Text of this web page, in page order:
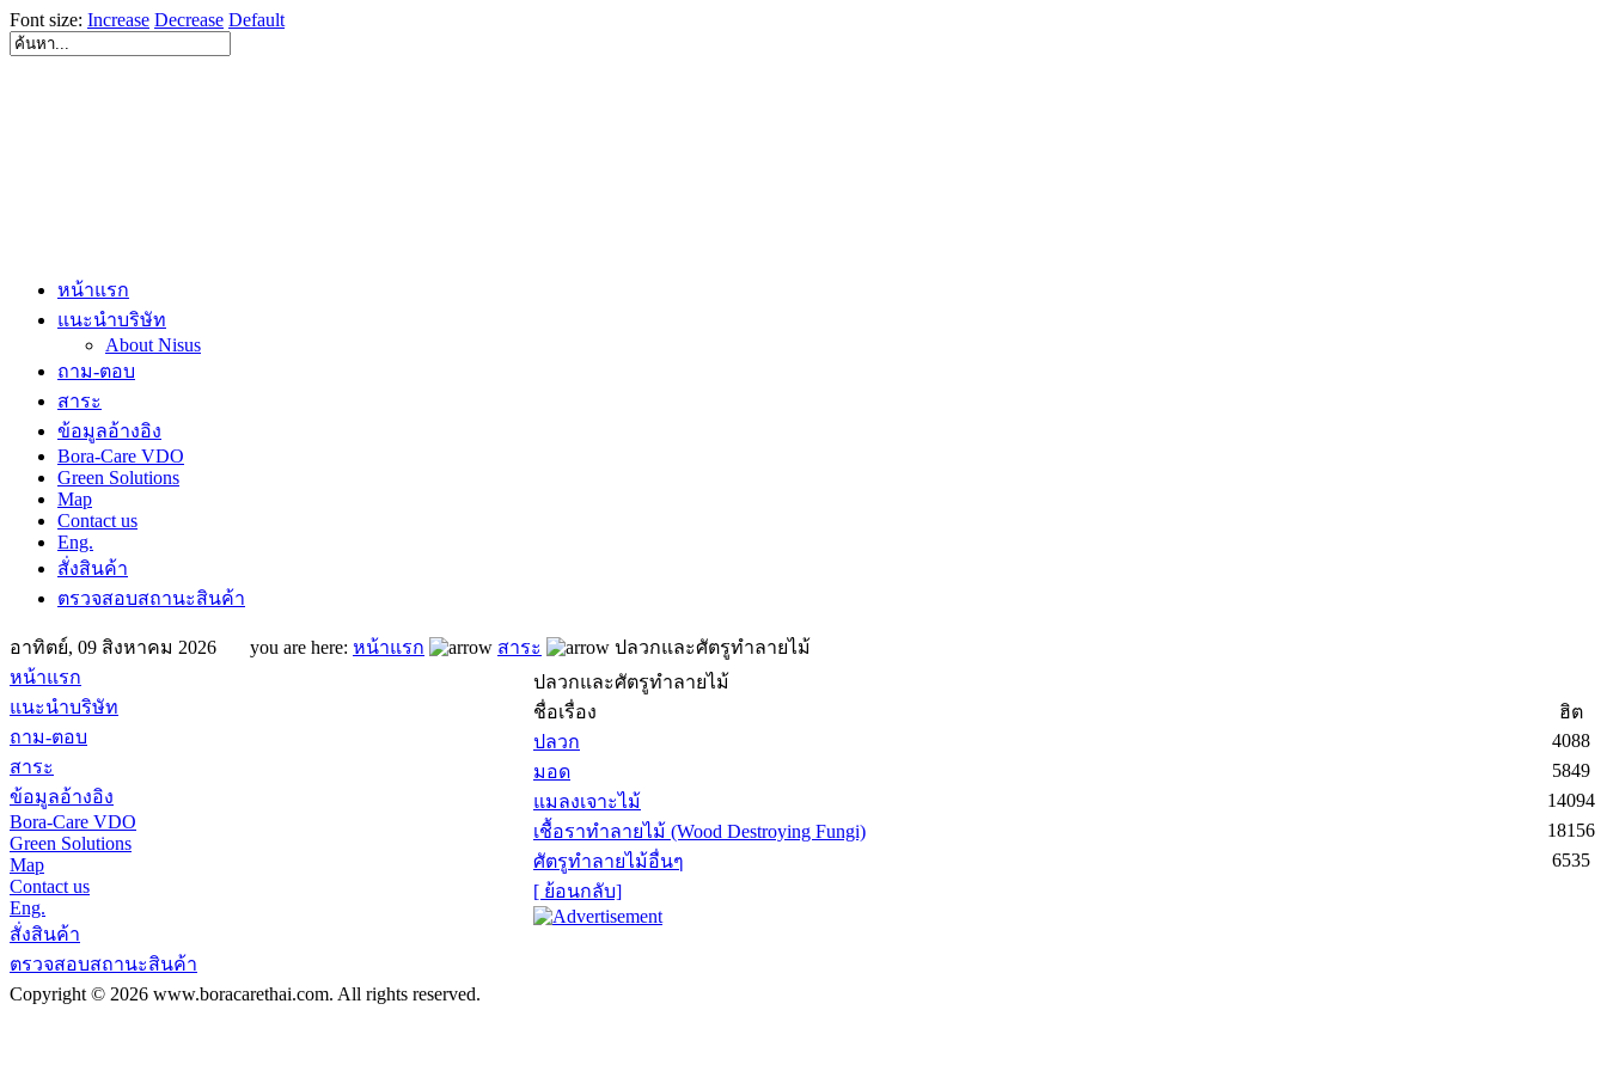
Font size: Increase Decrease Default
หน้าแรก
แนะนำบริษัท
About Nisus
ถาม-ตอบ
สาระ
ข้อมูลอ้างอิง
Bora-Care VDO
Green Solutions
Map
Contact us
Eng.
สั่งสินค้า
ตรวจสอบสถานะสินค้า
อาทิตย์, 09 สิงหาคม 2026 you are here: หน้าแรก สาระ
ปลวกและศัตรูทำลายไม้
หน้าแรก
แนะนำบริษัท
ถาม-ตอบ
สาระ
ข้อมูลอ้างอิง
Bora-Care VDO
Green Solutions
Map
Contact us
Eng.
สั่งสินค้า
ตรวจสอบสถานะสินค้า
ปลวกและศัตรูทำลายไม้
ชื่อเรื่อง
ฮิต
ปลวก
4088
มอด
5849
แมลงเจาะไม้
14094
เชื้อราทำลายไม้ (Wood Destroying Fungi)
18156
ศัตรูทำลายไม้อื่นๆ
6535
[ ย้อนกลับ]
Copyright © 2026 www.boracarethai.com. All rights reserved.